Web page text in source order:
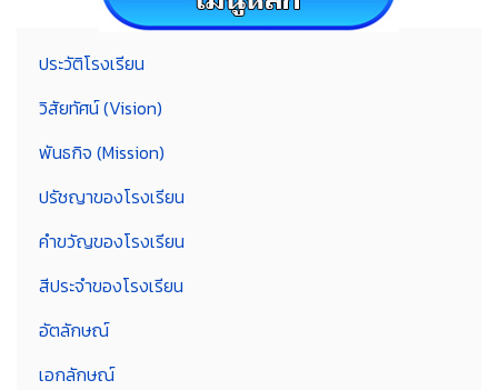
ประวัติโรงเรียน
วิสัยทัศน์ (Vision)
พันธกิจ (Mission)
ปรัชญาของโรงเรียน
คำขวัญของโรงเรียน
สีประจำของโรงเรียน
อัตลักษณ์
เอกลักษณ์